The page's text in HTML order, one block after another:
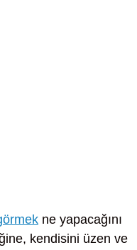
ne yapacağını
kendisini üzen ve